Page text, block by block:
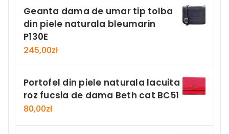
Geanta dama de umar tip tolba
din piele naturala bleumarin
P130E
245,00zł
Portofel din piele naturala lacuita
roz fucsia de dama Beth cat BC51
80,00zł